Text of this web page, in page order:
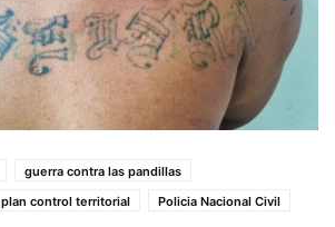
guerra contra las pandillas
plan control territorial Policia Nacional Civil